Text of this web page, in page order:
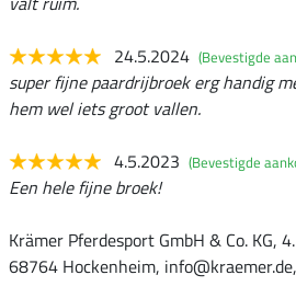
24.5.2024 (Bevestigde
super fijne paardrijbroek erg handig
hem wel iets groot vallen.
4.5.2023 (Bevestigde
Een hele fijne broek!
Krämer Pferdesport GmbH & Co. KG,
68764 Hockenheim,